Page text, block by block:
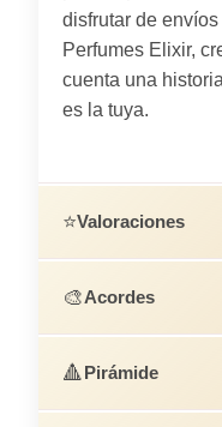
disfrutar de
Perfumes Elixir,
cuenta una
es la tuya.
⭐Valoraciones
🎨Acordes
🔺Pirámide